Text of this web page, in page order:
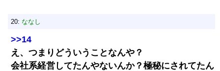
20: ななし
>>14
え、つまりどういうことなんや？
会社系経営してたんやないんか？極秘にされてたん